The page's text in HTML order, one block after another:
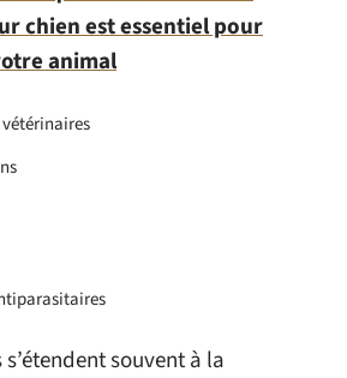
chien est essentiel pour
animal
souvent à la